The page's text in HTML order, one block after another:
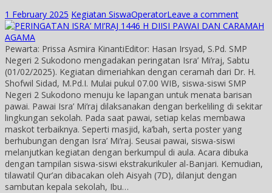
1 February 2025 Kegiatan SiswaOperatorLeave a comment
Pewarta: Prissa Asmira KinantiEditor: Hasan Irsyad, S.Pd. SMP
Negeri 2 Sukodono mengadakan peringatan Isra’ Mi’raj, Sabtu
(01/02/2025). Kegiatan dimeriahkan dengan ceramah dari Dr. H.
Shofwil Sidad, M.Pd.I. Mulai pukul 07.00 WIB, siswa-siswi SMP
Negeri 2 Sukodono menuju ke lapangan untuk menata barisan
pawai. Pawai Isra’ Mi’raj dilaksanakan dengan berkeliling di sekitar
lingkungan sekolah. Pada saat pawai, setiap kelas membawa
maskot terbaiknya. Seperti masjid, ka’bah, serta poster yang
berhubungan dengan Isra’ Mi’raj. Seusai pawai, siswa-siswi
melanjutkan kegiatan dengan berkumpul di aula. Acara dibuka
dengan tampilan siswa-siswi ekstrakurikuler al-Banjari. Kemudian,
tilawatil Qur’an dibacakan oleh Aisyah (7D), dilanjut dengan
sambutan kepala sekolah, Ibu…